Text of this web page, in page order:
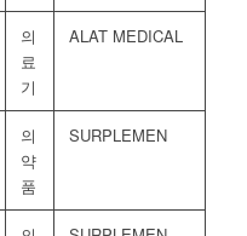
의
료
기
ALAT MEDICAL
의
약
품
SURPLEMEN